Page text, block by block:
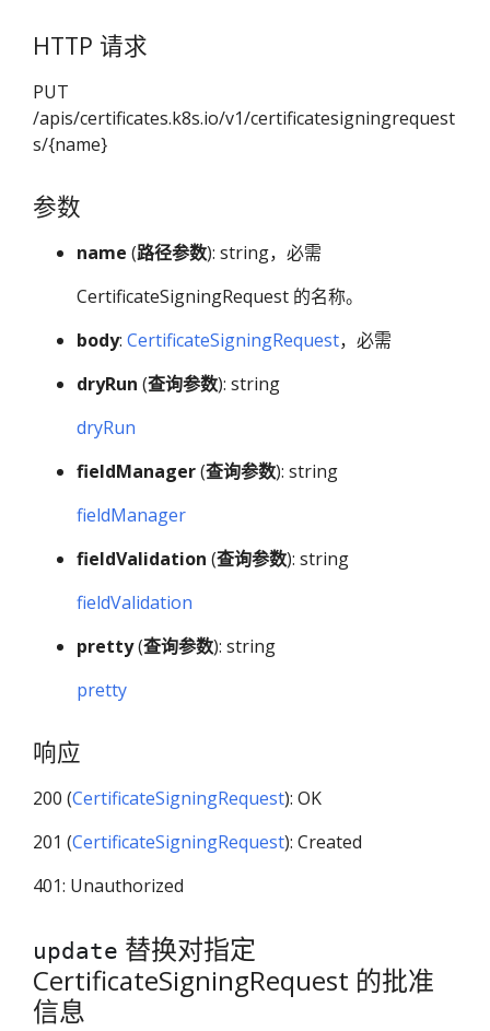
HTTP 请求
PUT
/apis/certificates.k8s.io/v1/certificatesigningrequest
s/{name}
参数
name (路径参数): string，必需
CertificateSigningRequest 的名称。
body: CertificateSigningRequest，必需
dryRun (查询参数): string
dryRun
fieldManager(查询参数): string
fieldManager
fieldValidation (查询参数): string
fieldValidation
pretty(查询参数): string
pretty
响应
200 (CertificateSigningRequest): OK
201 (CertificateSigningRequest): Created
401: Unauthorized
update 替换对指定
CertificateSigningRequest 的批准
信息